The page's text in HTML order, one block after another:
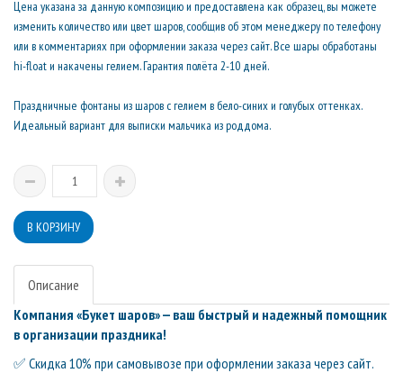
Цена указана за данную композицию и предоставлена как образец, вы можете
изменить количество или цвет шаров, сообщив об этом менеджеру по телефону
или в комментариях при оформлении заказа через сайт. Все шары обработаны
hi-float и накачены гелием. Гарантия полёта 2-10 дней.
Праздничные фонтаны из шаров с гелием в бело-синих и голубых оттенках.
Идеальный вариант для выписки мальчика из роддома.
Описание
Компания «Букет шаров» — ваш быстрый и надежный помощник
в организации праздника!
✅ Скидка 10% при самовывозе при оформлении заказа через сайт.